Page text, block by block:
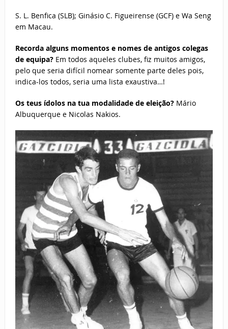
S. L. Benfica (SLB); Ginásio C. Figueirense (GCF) e Wa Seng
em Macau.
Recorda alguns momentos e nomes de antigos colegas
de equipa? Em todos aqueles clubes, fiz muitos amigos,
pelo que seria difícil nomear somente parte deles pois,
indica-los todos, seria uma lista exaustiva…!
Os teus ídolos na tua modalidade de eleição? Mário
Albuquerque e Nicolas Nakios.